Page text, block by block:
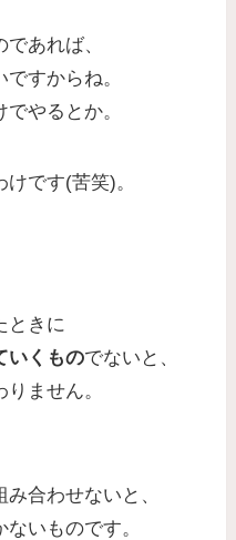
あれば、
すからね。
やるとか。
です(苦笑)。
ときに
いくものでないと、
ません。
合わせないと、
いものです。